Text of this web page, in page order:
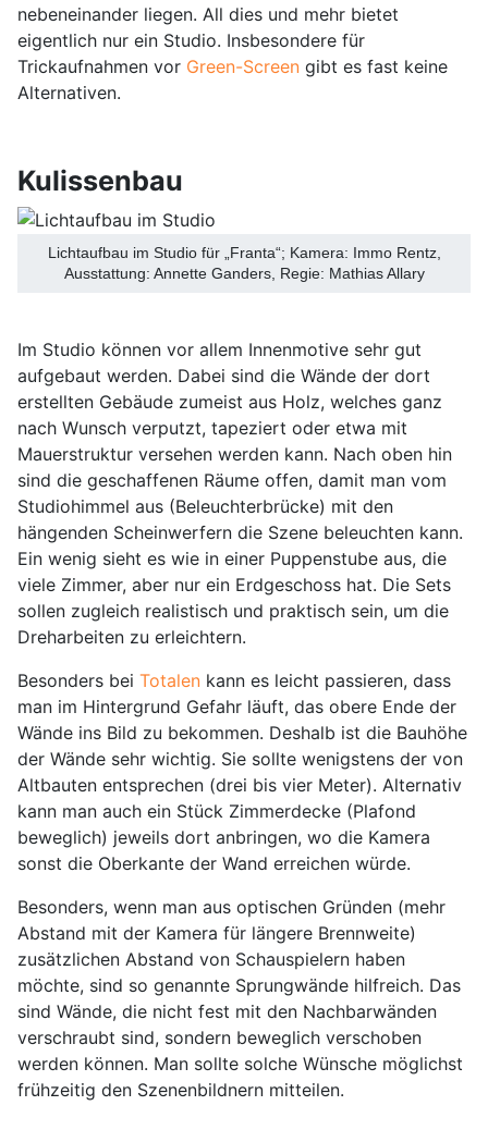
nebeneinander liegen. All dies und mehr bietet
eigentlich nur ein Studio. Insbesondere für
Trickaufnahmen vor Green-Screen gibt es fast keine
Alternativen.
Kulissenbau
Lichtaufbau im Studio für „Franta“; Kamera: Immo Rentz,
Ausstattung: Annette Ganders, Regie: Mathias Allary
Im Studio können vor allem Innenmotive sehr gut
aufgebaut werden. Dabei sind die Wände der dort
erstellten Gebäude zumeist aus Holz, welches ganz
nach Wunsch verputzt, tapeziert oder etwa mit
Mauerstruktur versehen werden kann. Nach oben hin
sind die geschaffenen Räume offen, damit man vom
Studiohimmel aus (Beleuchterbrücke) mit den
hängenden Scheinwerfern die Szene beleuchten kann.
Ein wenig sieht es wie in einer Puppenstube aus, die
viele Zimmer, aber nur ein Erdgeschoss hat. Die Sets
sollen zugleich realistisch und praktisch sein, um die
Dreharbeiten zu erleichtern.
Besonders bei Totalen kann es leicht passieren, dass
man im Hintergrund Gefahr läuft, das obere Ende der
Wände ins Bild zu bekommen. Deshalb ist die Bauhöhe
der Wände sehr wichtig. Sie sollte wenigstens der von
Altbauten entsprechen (drei bis vier Meter). Alternativ
kann man auch ein Stück Zimmerdecke (Plafond
beweglich) jeweils dort anbringen, wo die Kamera
sonst die Oberkante der Wand erreichen würde.
Besonders, wenn man aus optischen Gründen (mehr
Abstand mit der Kamera für längere Brennweite)
zusätzlichen Abstand von Schauspielern haben
möchte, sind so genannte Sprungwände hilfreich. Das
sind Wände, die nicht fest mit den Nachbarwänden
verschraubt sind, sondern beweglich verschoben
werden können. Man sollte solche Wünsche möglichst
frühzeitig den Szenenbildnern mitteilen.